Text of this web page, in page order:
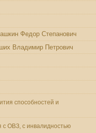
Федор Степанович
Владимир Петрович
способностей и
с ОВЗ, с инвалидностью